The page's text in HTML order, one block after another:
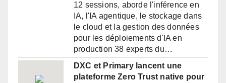
12 sessions, aborde l'inférence en
IA, l'IA agentique, le stockage dans
le cloud et la gestion des données
pour les déploiements d'IA en
production 38 experts du…
DXC et Primary lancent une
plateforme Zero Trust native pour